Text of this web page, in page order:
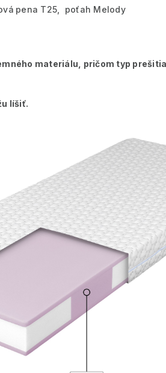
pena T25, poťah Melody
materiálu, pričom typ
líšiť.